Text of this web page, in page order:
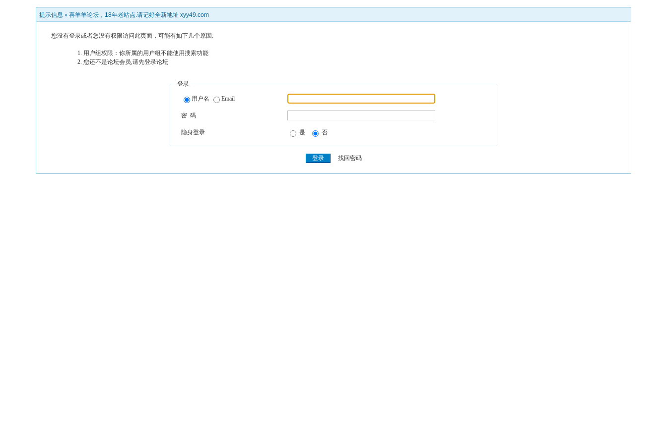
提示信息 » 喜羊羊论坛，18年老站点.请记好全新地址 xyy49.com
您没有登录或者您没有权限访问此页面，可能有如下几个原因:
用户组权限：你所属的用户组不能使用搜索功能
您还不是论坛会员,请先登录论坛
登录
用户名 Email
密 码
隐身登录 是 否
找回密码